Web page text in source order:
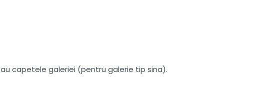
capetele galeriei (pentru galerie tip sina).